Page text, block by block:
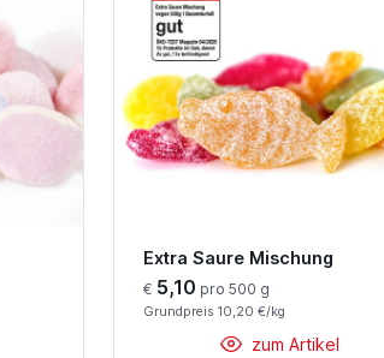
Extra Saure Mischung
€ 5,10 pro 500 g
Grundpreis 10,20 €/kg
zum Artikel